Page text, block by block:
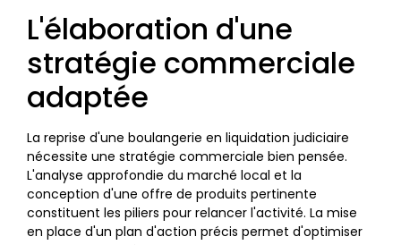
L'élaboration d'une
stratégie commerciale
adaptée
La reprise d'une boulangerie en liquidation judiciaire
nécessite une stratégie commerciale bien pensée.
L'analyse approfondie du marché local et la
conception d'une offre de produits pertinente
constituent les piliers pour relancer l'activité. La mise
en place d'un plan d'action précis permet d'optimiser